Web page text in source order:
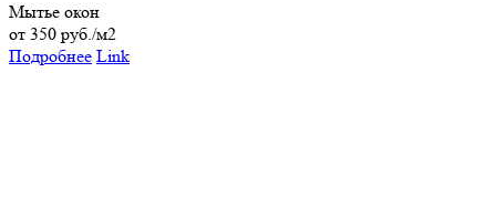
Мытье окон
от 350 руб./м2
Подробнее Link